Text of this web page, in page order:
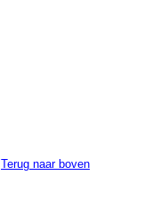
Terug naar boven